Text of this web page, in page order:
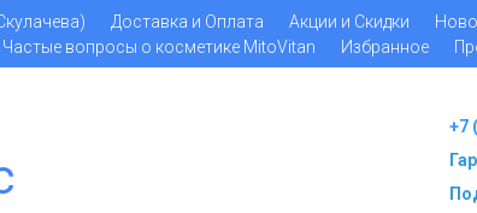
Доставка и Оплата Акции и Скидки
Частые вопросы о косметике MitoVitan Избранное
+7